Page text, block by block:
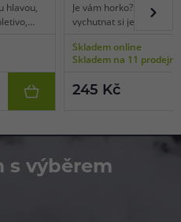
hlavou,
Je vám horko? Zkuste
vychutnat si jedinečné
podobě plátků čerstvě
jeho typickou nakyslostí
trochou limetkové
Skladem online
Skladem na 11
245 Kč
s výběrem